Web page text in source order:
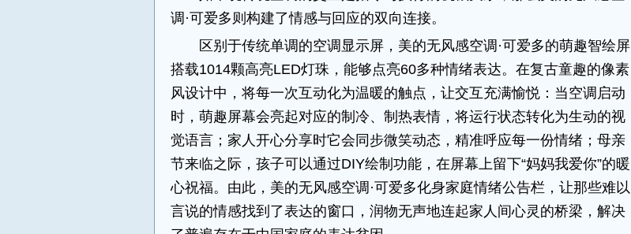
调·可爱多则构建了情感与回应的双向连接。
区别于传统单调的空调显示屏，美的无风感空调·可爱多的萌趣智绘屏
搭载1014颗高亮LED灯珠，能够点亮60多种情绪表达。在复古童趣的像素
风设计中，将每一次互动化为温暖的触点，让交互充满愉悦：当空调启动
时，萌趣屏幕会亮起对应的制冷、制热表情，将运行状态转化为生动的视
觉语言；家人开心分享时它会同步微笑动态，精准呼应每一份情绪；母亲
节来临之际，孩子可以通过DIY绘制功能，在屏幕上留下“妈妈我爱你”的暖
心祝福。由此，美的无风感空调·可爱多化身家庭情绪公告栏，让那些难以
言说的情感找到了表达的窗口，润物无声地连起家人间心灵的桥梁，解决